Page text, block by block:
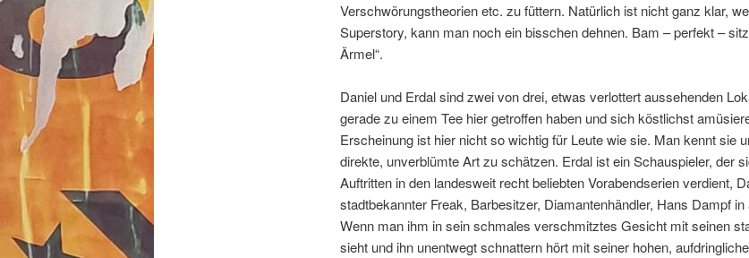
Verschwörungstheorien etc. zu füttern. Natürlich ist nicht ganz klar,
Superstory, kann man noch ein bisschen dehnen. Bam – perfekt –
Ärmel“.
Daniel und Erdal sind zwei von drei, etwas verlottert aussehenden
gerade zu einem Tee hier getroffen haben und sich köstlichst
Erscheinung ist hier nicht so wichtig für Leute wie sie. Man kennt sie
direkte, unverblümte Art zu schätzen. Erdal ist ein Schauspieler, der
Auftritten in den landesweit recht beliebten Vorabendserien verdient,
stadtbekannter Freak, Barbesitzer, Diamantenhändler, Hans Dampf
Wenn man ihm in sein schmales verschmitztes Gesicht mit seinen
sieht und ihn unentwegt schnattern hört mit seiner hohen,